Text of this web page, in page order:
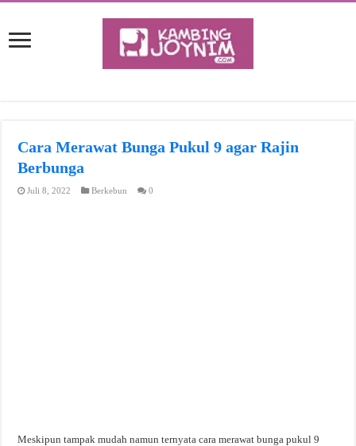
Cara Merawat Bunga Pukul 9 agar Rajin
Berbunga
Juli 8, 2022 Berkebun 0
Meskipun tampak mudah namun ternyata cara merawat bunga pukul 9